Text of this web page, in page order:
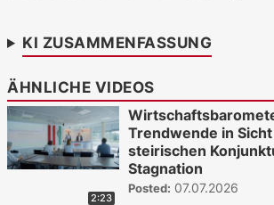
KI ZUSAMMENFASSUNG
ÄHNLICHE VIDEOS
2:23
Trendwende in
steirischen
Stagnation
Posted: 07.07.2026